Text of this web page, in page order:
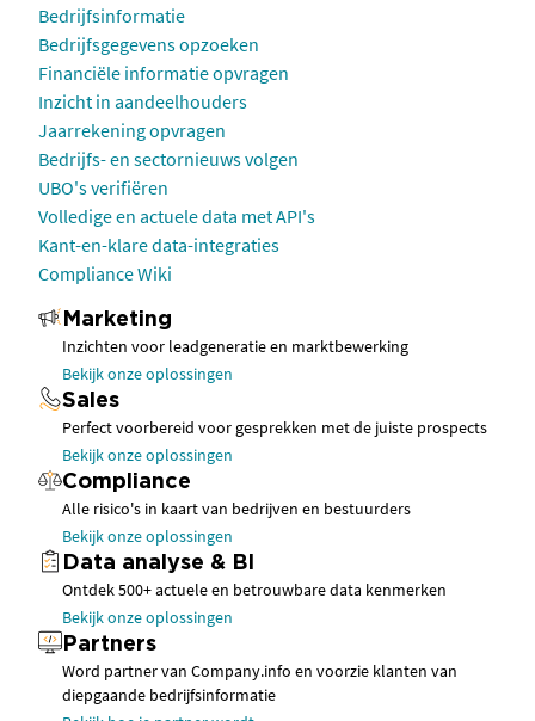
Bedrijfsinformatie
Bedrijfsgegevens opzoeken
Financiële informatie opvragen
Inzicht in aandeelhouders
Jaarrekening opvragen
Bedrijfs- en sectornieuws volgen
UBO's verifiëren
Volledige en actuele data met API's
Kant-en-klare data-integraties
Compliance Wiki
Marketing
Inzichten voor leadgeneratie en marktbewerking
Bekijk onze oplossingen
Sales
Perfect voorbereid voor gesprekken met de juiste prospects
Bekijk onze oplossingen
Compliance
Alle risico's in kaart van bedrijven en bestuurders
Bekijk onze oplossingen
Data analyse & BI
Ontdek 500+ actuele en betrouwbare data kenmerken
Bekijk onze oplossingen
Partners
Word partner van Company.info en voorzie klanten van
diepgaande bedrijfsinformatie